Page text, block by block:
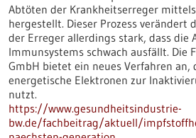
Abtöten der Krankheitserreger
hergestellt. Dieser Prozess verändert
der Erreger allerdings stark, dass die
Immunsystems schwach ausfällt. Die
GmbH bietet ein neues Verfahren an,
energetische Elektronen zur
nutzt.
https://www.gesundheitsindustrie-
bw.de/fachbeitrag/aktuell/